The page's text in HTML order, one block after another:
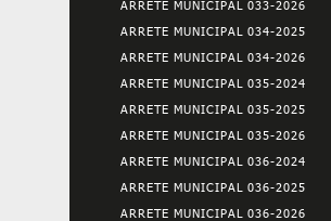
ARRETE MUNICIPAL 033-2026
ARRETE MUNICIPAL 034-2025
ARRETE MUNICIPAL 034-2026
ARRETE MUNICIPAL 035-2024
ARRETE MUNICIPAL 035-2025
ARRETE MUNICIPAL 035-2026
ARRETE MUNICIPAL 036-2024
ARRETE MUNICIPAL 036-2025
ARRETE MUNICIPAL 036-2026